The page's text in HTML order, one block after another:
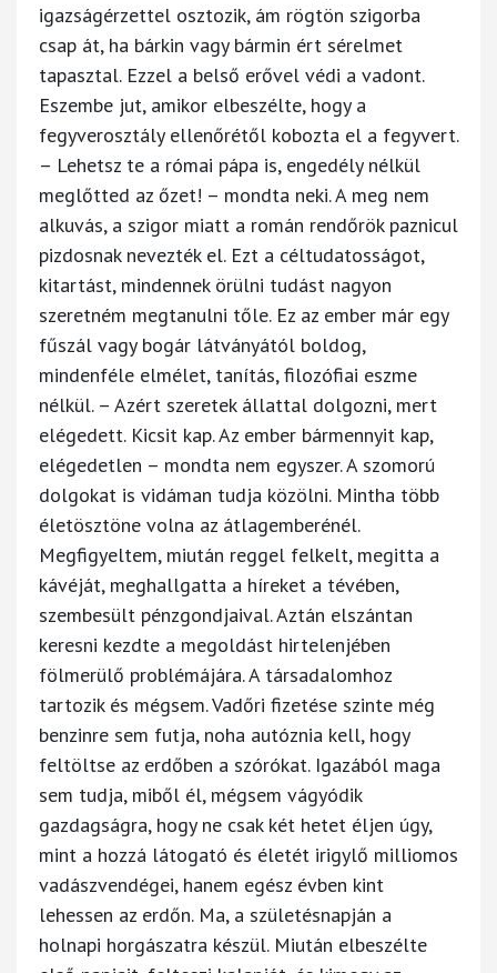
igazságérzettel osztozik, ám rögtön szigorba
csap át, ha bárkin vagy bármin ért sérelmet
tapasztal. Ezzel a belső erővel védi a vadont.
Eszembe jut, amikor elbeszélte, hogy a
fegyverosztály ellenőrétől kobozta el a fegyvert.
– Lehetsz te a római pápa is, engedély nélkül
meglőtted az őzet! – mondta neki. A meg nem
alkuvás, a szigor miatt a román rendőrök paznicul
pizdosnak nevezték el. Ezt a céltudatosságot,
kitartást, mindennek örülni tudást nagyon
szeretném megtanulni tőle. Ez az ember már egy
fűszál vagy bogár látványától boldog,
mindenféle elmélet, tanítás, filozófiai eszme
nélkül. – Azért szeretek állattal dolgozni, mert
elégedett. Kicsit kap. Az ember bármennyit kap,
elégedetlen – mondta nem egyszer. A szomorú
dolgokat is vidáman tudja közölni. Mintha több
életösztöne volna az átlagemberénél.
Megfigyeltem, miután reggel felkelt, megitta a
kávéját, meghallgatta a híreket a tévében,
szembesült pénzgondjaival. Aztán elszántan
keresni kezdte a megoldást hirtelenjében
fölmerülő problémájára. A társadalomhoz
tartozik és mégsem. Vadőri fizetése szinte még
benzinre sem futja, noha autóznia kell, hogy
feltöltse az erdőben a szórókat. Igazából maga
sem tudja, miből él, mégsem vágyódik
gazdagságra, hogy ne csak két hetet éljen úgy,
mint a hozzá látogató és életét irigylő milliomos
vadászvendégei, hanem egész évben kint
lehessen az erdőn. Ma, a születésnapján a
holnapi horgászatra készül. Miután elbeszélte